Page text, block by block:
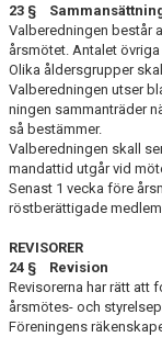
23 §
Valberedningen består
årsmötet. Antalet
Olika åldersgrupper
Valberedningen utser
ningen sam­manträder
så bestämmer.
Valberedningen skall
mandattid utgår vid
Senast 1 vecka före
röstberättigade
REVISORER
24 § Revision
Revisorerna har rätt att
årsmötes- och
Föreningens